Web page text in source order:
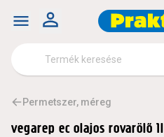
Permetszer, méreg
vegarep ec olajos rovarölő 1l